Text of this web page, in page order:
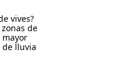
vives?
de
mayor
lluvia